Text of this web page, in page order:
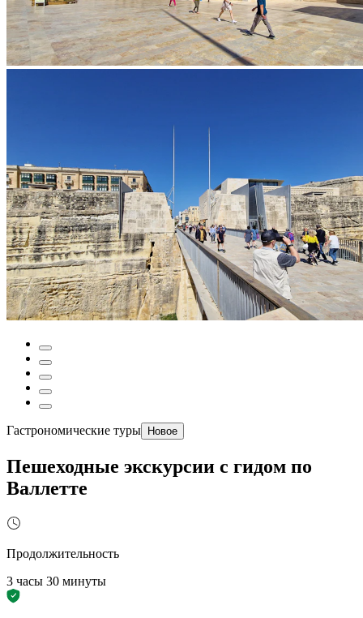
Гастрономические туры Новое
Пешеходные экскурсии с гидом по
Валлетте
Продолжительность
3 часы 30 минуты